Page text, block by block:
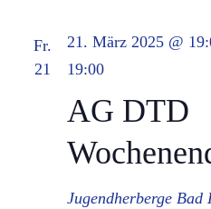
Fr.
21
AG DTD
21. März 2025 @
19:00
Jugendherberge Bad